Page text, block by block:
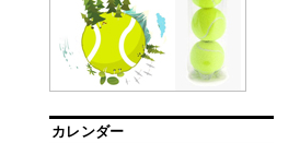
カレンダー